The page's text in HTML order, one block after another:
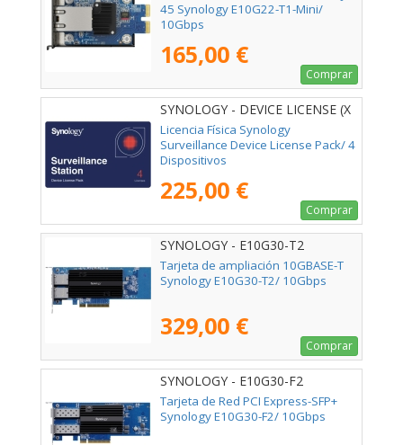
45 Synology E10G22-T1-Mini/
10Gbps
165,00 €
Comprar
SYNOLOGY - DEVICE LICENSE (X
4)
Licencia Física Synology
Surveillance Device License Pack/ 4
Dispositivos
225,00 €
Comprar
SYNOLOGY - E10G30-T2
Tarjeta de ampliación 10GBASE-T
Synology E10G30-T2/ 10Gbps
329,00 €
Comprar
SYNOLOGY - E10G30-F2
Tarjeta de Red PCI Express-SFP+
Synology E10G30-F2/ 10Gbps